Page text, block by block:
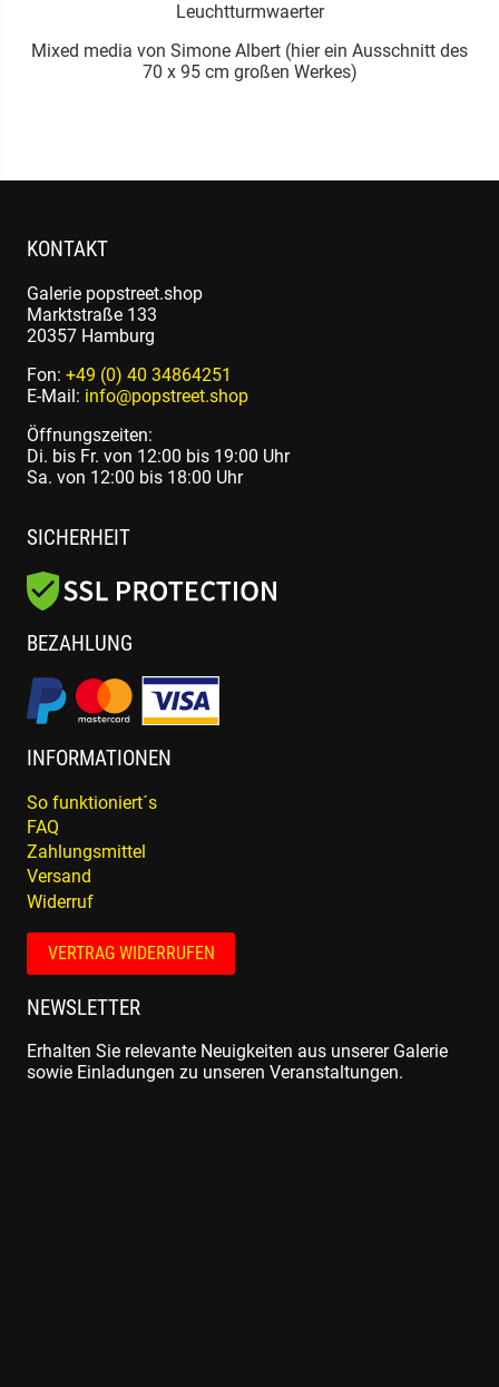
Leuchtturmwaerter
Mixed media von Simone Albert (hier ein Ausschnitt des
70 x 95 cm großen Werkes)
KONTAKT
Galerie popstreet.shop
Marktstraße 133
20357 Hamburg
Fon: +49 (0) 40 34864251
E-Mail: info@popstreet.shop
Öffnungszeiten:
Di. bis Fr. von 12:00 bis 19:00 Uhr
Sa. von 12:00 bis 18:00 Uhr
SICHERHEIT
BEZAHLUNG
INFORMATIONEN
So funktioniert´s
FAQ
Zahlungsmittel
Versand
Widerruf
VERTRAG WIDERRUFEN
NEWSLETTER
Erhalten Sie relevante Neuigkeiten aus unserer Galerie
sowie Einladungen zu unseren Veranstaltungen.